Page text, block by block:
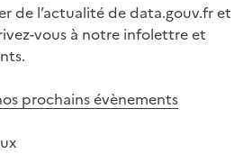
de l’actualité de data.gouv.fr et
vous à notre infolettre et
prochains évènements